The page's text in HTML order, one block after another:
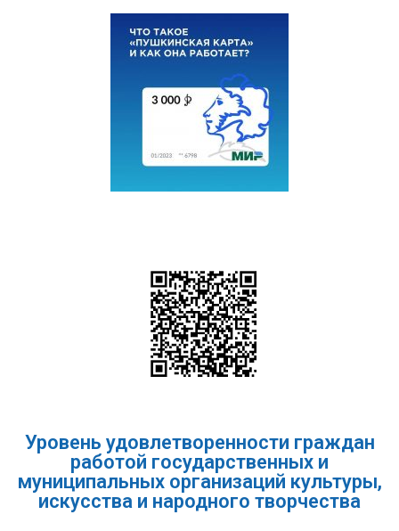
Уровень удовлетворенности граждан
работой государственных и
муниципальных организаций культуры,
искусства и народного творчества